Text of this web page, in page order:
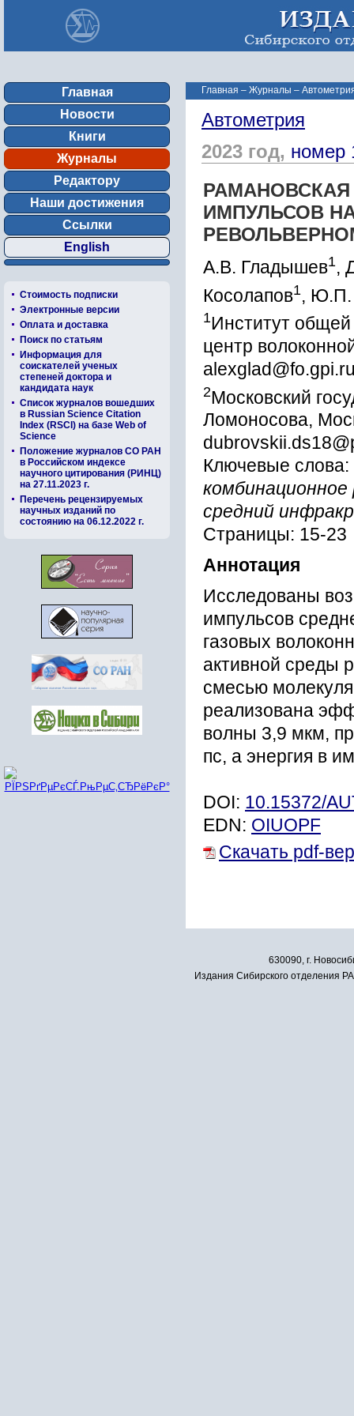
Главная
Новости
Книги
Журналы
Редактору
Наши достижения
Ссылки
English
Стоимость подписки
Электронные версии
Оплата и доставка
Поиск по статьям
Информация для
соискателей ученых
степеней доктора и
кандидата наук
Список журналов вошедших
в Russian Science Citation
Index (RSCI) на базе Web of
Science
Положение журналов СО РАН
в Российском индексе
научного цитирования (РИНЦ)
на 27.11.2023 г.
Перечень рецензируемых
научных изданий по
состоянию на 06.12.2022 г.
Главная – Журналы –
Автометрия
2023 год, номер
ИМПУЛЬСОВ
А.В. Гладышев1,
Косолапов1, Ю.П.
1Институт
центр
2Московский
Ломоносова,
Ключевые слова:
комбинационное
средний
Страницы: 15-23
Аннотация
Исследованы
импульсов
газовых
активной среды
смесью
реализована
волны 3,9 мкм,
пс, а энергия в
DOI: 10.15372/
EDN: OIUOPF
Скачать pdf-
630090, г.
Издания Сибирского отделения